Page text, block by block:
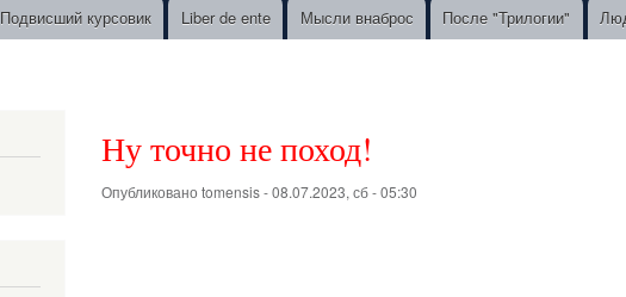
Подвисший курсовик Liber de ente Мысли внаброс После "Трилогии"
Ну точно не поход!
Опубликовано tomensis-08.07.2023, сб - 05:30